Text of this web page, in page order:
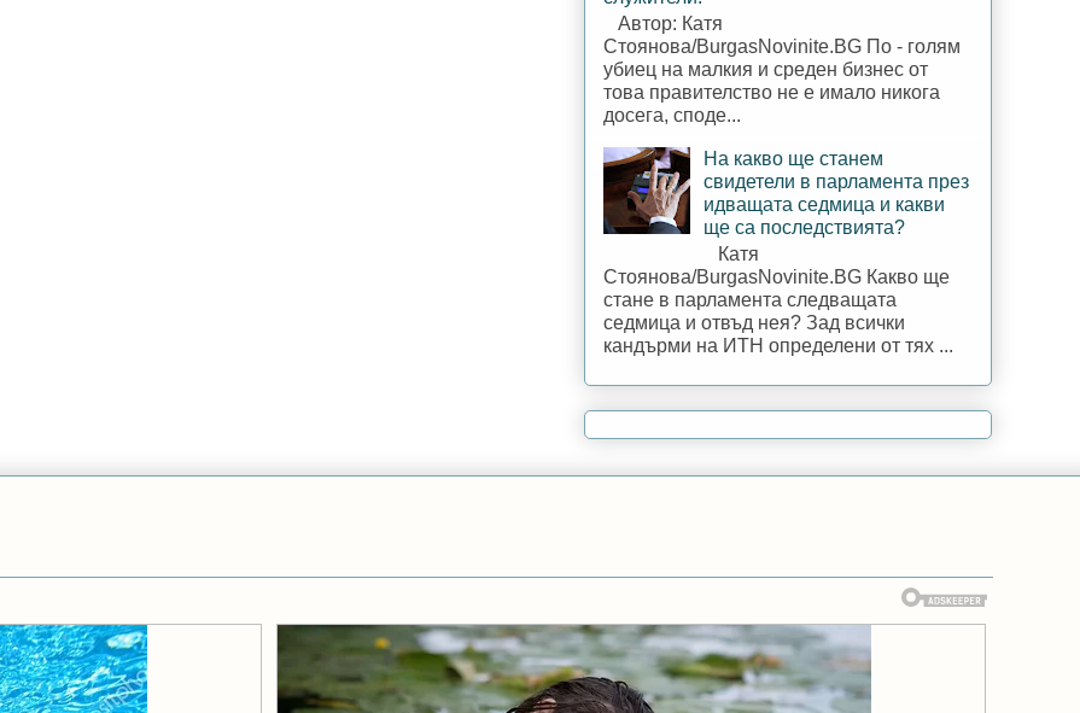
Автор: Катя
Стоянова/BurgasNovinite.BG По - голям
убиец на малкия и среден бизнес от
това правителство не е имало никога
досега, споде...
На какво ще станем
свидетели в парламента през
идващата седмица и какви
ще са последствията?
Катя
Стоянова/BurgasNovinite.BG Какво ще
стане в парламента следващата
седмица и отвъд нея? Зад всички
кандърми на ИТН определени от тях ...